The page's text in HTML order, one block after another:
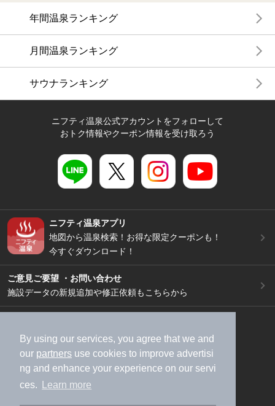
By using our services, you agree that we and
our partners use cookies to improve advertisi
ng and enhance your experience on our servi
ces.
Learn more
年間温泉ランキング
月間温泉ランキング
サウナランキング
ニフティ温泉公式アカウントをフォローして
おトク情報やクーポン情報を受け取ろう
ニフティ温泉アプリ
地図から温泉検索！お得な限定クーポンも！
今すぐダウンロード！
ご意見ご要望 ・お問い合わせ
施設データの新規追加や修正依頼もこちらから
加盟店募集（資料請求）
広告出稿のご案内
利用規約
ライフスタイルMEMBERS+規約
特定商取引法に基づく表記
ヘルプ
採用情報
運営会社